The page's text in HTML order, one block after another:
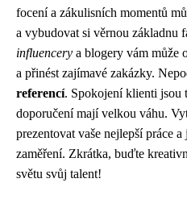
focení a zákulisních momentů
a vybudovat si věrnou základnu
influencery a blogery vám může
a přinést zajímavé zakázky.
referencí. Spokojení klienti jsou
doporučení mají velkou váhu.
prezentovat vaše nejlepší práce
zaměření. Zkrátka, buďte
světu svůj talent!